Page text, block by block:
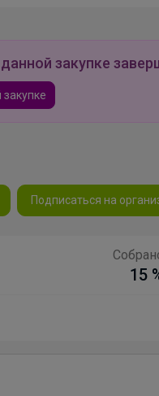
закупке
Подписаться на
15